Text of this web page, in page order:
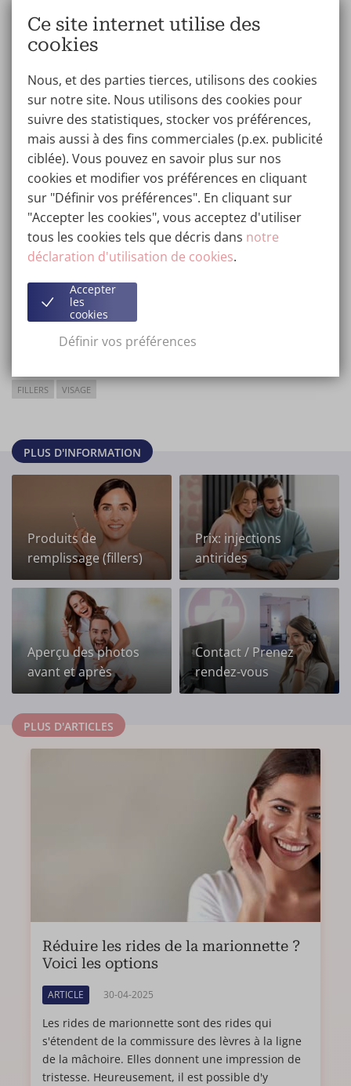
longtemps.
Si le résultat après un remplissage ne vous apporte
pas satisfaction, nous pouvons dissoudre les fillers.
Vous pouvez choisir de faire enlever complètement les
fillers ou d'en réduire légèrement le volume.
Devenez la meilleure version de vous-
même !
Êtes-vous prêt à devenir la meilleure version de vous-
même ? Lors de la consultation sans obligation, nous
passons en revue vos attentes ainsi que les possibilités
qui s’offrent à vous. Réservez en ligne dès maintenant
et bénéficiez de 50 % de réduction sur votre
FILLERS VISAGE
PLUS D'INFORMATION
Produits de
remplissage (fillers)
Prix: injections
antirides
Aperçu des photos
avant et après
Contact / Prenez
rendez-vous
PLUS D'ARTICLES
Réduire les rides de la marionnette ?
Voici les options
ARTICLE 30-04-2025
Les rides de marionnette sont des rides qui
s'étendent de la commissure des lèvres à la ligne
de la mâchoire. Elles donnent une impression de
tristesse. Heureusement, il est possible d'y
Ce site internet utilise des
cookies
Nous, et des parties tierces, utilisons des cookies
sur notre site. Nous utilisons des cookies pour
suivre des statistiques, stocker vos préférences,
mais aussi à des fins commerciales (p.ex. publicité
ciblée). Vous pouvez en savoir plus sur nos
cookies et modifier vos préférences en cliquant
sur "Définir vos préférences". En cliquant sur
"Accepter les cookies", vous acceptez d'utiliser
tous les cookies tels que décris dans notre
déclaration d'utilisation de cookies.
Accepter
les
cookies
Définir vos préférences